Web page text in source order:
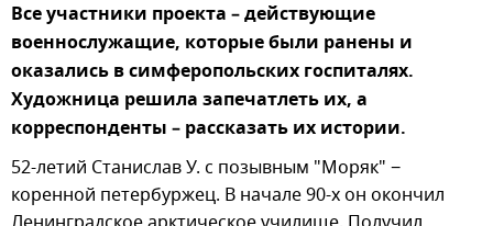
Все участники проекта – действующие
военнослужащие, которые были ранены и
оказались в симферопольских госпиталях.
Художница решила запечатлеть их, а
корреспонденты – рассказать их истории.
52-летий Станислав У. с позывным "Моряк" −
коренной петербуржец. В начале 90-х он окончил